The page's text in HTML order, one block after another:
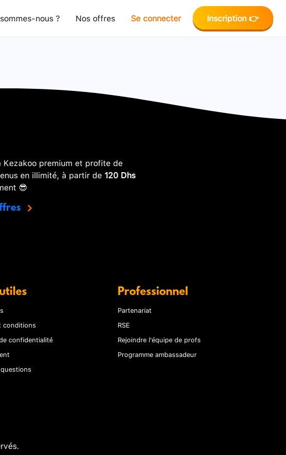
nous ? Nos offres Se connecter Inscription 👉
premium et profite de
en illimité, à partir de 120 Dhs
😎
conditions
confidentialité
Professionnel
Partenariat
RSE
Rejoindre l'équipe de profs
Programme ambassadeur